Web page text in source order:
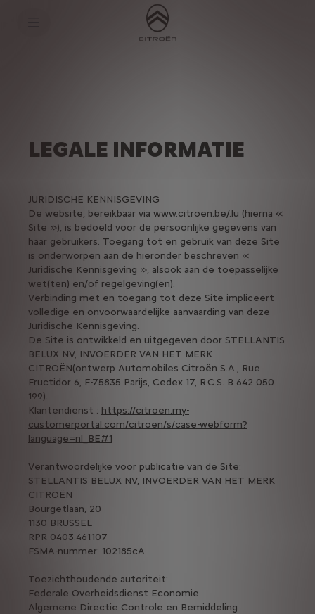
LEGALE INFORMATIE
JURIDISCHE KENNISGEVING
De website, bereikbaar via www.citroen.be/.lu (hierna «
Site »), is bedoeld voor de persoonlijke gegevens van
haar gebruikers. Toegang tot en gebruik van deze Site
is onderworpen aan de hieronder beschreven «
Juridische Kennisgeving », alsook aan de toepasselijke
wet(ten) en/of regelgeving(en).
Verbinding met en toegang tot deze Site impliceert
volledige en onvoorwaardelijke aanvaarding van deze
Juridische Kennisgeving.
De Site is ontwikkeld en uitgegeven door STELLANTIS
BELUX NV, INVOERDER VAN HET MERK
CITROËN(ontwerp Automobiles Citroën S.A., Rue
Fructidor 6, F-75835 Parijs, Cedex 17, R.C.S. B 642 050
199).
Klantendienst : https://citroen.my-
customerportal.com/citroen/s/case-webform?
language=nl_BE#1
Verantwoordelijke voor publicatie van de Site:
STELLANTIS BELUX NV, INVOERDER VAN HET MERK
CITROËN
Bourgetlaan, 20
1130 BRUSSEL
RPR 0403.461.107
FSMA-nummer: 102185cA
Toezichthoudende autoriteit:
Federale Overheidsdienst Economie
Algemene Directie Controle en Bemiddeling